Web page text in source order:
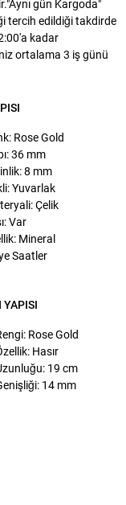
gün Kargoda"
tercih edildiği takdirde
kadar
ortalama 3 iş günü
Rose Gold
36 mm
8 mm
Yuvarlak
Çelik
Var
Mineral
Saatler
YAPISI
Rose Gold
Hasır
19 cm
14 mm